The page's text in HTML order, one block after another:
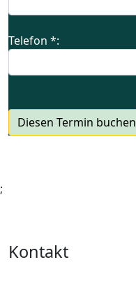
Telefon *:
Diesen Termin buchen
;
Kontakt